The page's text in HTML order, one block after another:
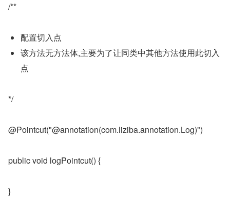
/**
配置切入点
该方法无方法体,主要为了让同类中其他方法使用此切入
点
*/
@Pointcut("@annotation(com.liziba.annotation.Log)")
public void logPointcut() {
}